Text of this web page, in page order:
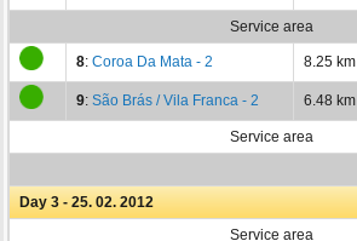
Service area
8: Coroa Da Mata - 2 8.25 km
9: São Brás / Vila Franca - 2 6.48 km
Service area
Day 3 - 25. 02. 2012
Service area